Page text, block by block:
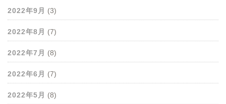
2022年9月 (3)
2022年8月 (7)
2022年7月 (8)
2022年6月 (7)
2022年5月 (8)